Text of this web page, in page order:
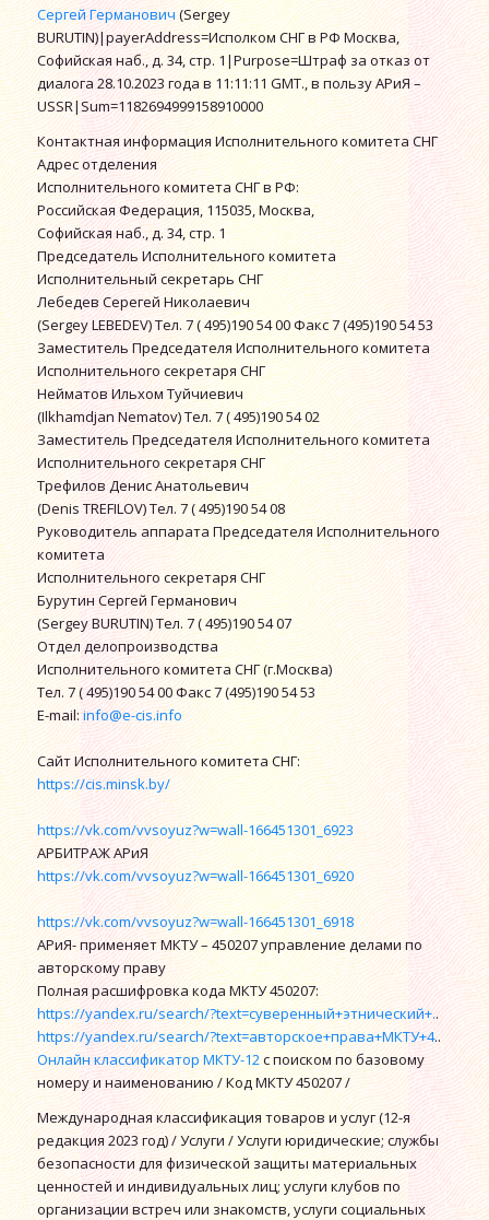
Сергей Германович(Sergey
BURUTIN)|payerAddress=Исполком СНГ в РФ Москва,
Софийская наб., д. 34, стр. 1|Purpose=Штраф за отказ от
диалога 28.10.2023 года в 11:11:11 GMT., в пользу АРиЯ –
USSR|Sum=1182694999158910000
Контактная информация Исполнительного комитета СНГ
Адрес отделения
Исполнительного комитета СНГ в РФ:
Российская Федерация, 115035, Москва,
Софийская наб., д. 34, стр. 1
Председатель Исполнительного комитета
Исполнительный секретарь СНГ
Лебедев Серегей Николаевич
(Sergey LEBEDEV) Тел. 7 ( 495)190 54 00 Факс 7 (495)190 54 53
Заместитель Председателя Исполнительного комитета
Исполнительного секретаря СНГ
Нейматов Ильхом Туйчиевич
(Ilkhamdjan Nematov) Тел. 7 ( 495)190 54 02
Заместитель Председателя Исполнительного комитета
Исполнительного секретаря СНГ
Трефилов Денис Анатольевич
(Denis TREFILOV) Тел. 7 ( 495)190 54 08
Руководитель аппарата Председателя Исполнительного
комитета
Исполнительного секретаря СНГ
Бурутин Сергей Германович
(Sergey BURUTIN) Тел. 7 ( 495)190 54 07
Отдел делопроизводства
Исполнительного комитета СНГ (г.Москва)
Тел. 7 ( 495)190 54 00 Факс 7 (495)190 54 53
E-mail:info@e-cis.info
Сайт Исполнительного комитета СНГ:
https://cis.minsk.by/
https://vk.com/vvsoyuz?w=wall-166451301_6923
АРБИТРАЖ АРиЯ
https://vk.com/vvsoyuz?w=wall-166451301_6920
https://vk.com/vvsoyuz?w=wall-166451301_6918
АРиЯ- применяет МКТУ – 450207 управление делами по
авторскому праву
Полная расшифровка кода МКТУ 450207:
https://yandex.ru/search/?text=суверенный+этнический+..
https://yandex.ru/search/?text=авторское+права+МКТУ+4..
Онлайн классификатор МКТУ-12с поиском по базовому
номеру и наименованию / Код МКТУ 450207 /
Международная классификация товаров и услуг (12-я
редакция 2023 год) / Услуги / Услуги юридические; службы
безопасности для физической защиты материальных
ценностей и индивидуальных лиц; услуги клубов по
организации встреч или знакомств, услуги социальных